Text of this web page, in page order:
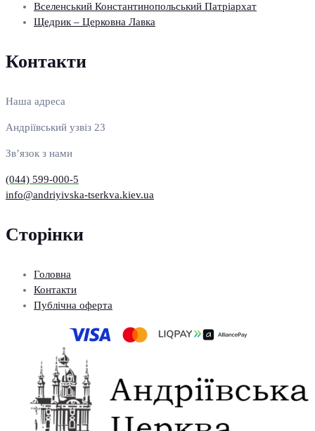
Вселенський Константинопольський Патріархат
Щедрик – Церковна Лавка
Контакти
Наша адреса
Андріївський узвіз 23
Зв’язок з нами
(044) 599-000-5
info@andriyivska-tserkva.kiev.ua
Сторінки
Головна
Контакти
Публічна оферта